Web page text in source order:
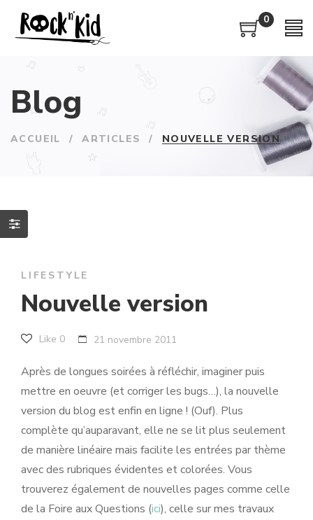
0
Blog
ACCUEIL / ARTICLES / NOUVELLE VERSION
LIFESTYLE
Nouvelle version
Like 0 21 novembre 2011
Après de longues soirées à réfléchir, imaginer puis
mettre en oeuvre (et corriger les bugs…), la nouvelle
version du blog est enfin en ligne ! (Ouf). Plus
complète qu’auparavant, elle ne se lit plus seulement
de manière linéaire mais facilite les entrées par thème
avec des rubriques évidentes et colorées. Vous
trouverez également de nouvelles pages comme celle
de la Foire aux Questions (ici), celle sur mes travaux